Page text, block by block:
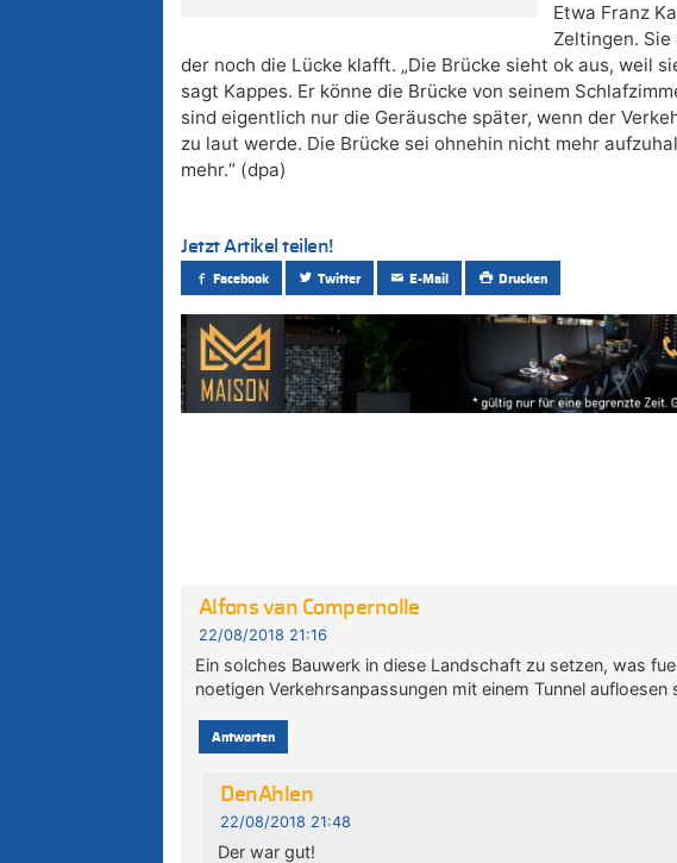
Etwa Franz
Zeltingen.
der noch die Lücke klafft. „Die Brücke sieht ok aus, weil
sagt Kappes. Er könne die Brücke von seinem
sind eigentlich nur die Geräusche später, wenn der
zu laut werde. Die Brücke sei ohnehin nicht mehr
mehr.“ (dpa)
Jetzt Artikel teilen!
Facebook Twitter E-Mail Drucken
Alfons van Compernolle
22/08/2018 21:16
Ein solches Bauwerk in diese Landschaft zu setzen, was
noetigen Verkehrsanpassungen mit einem Tunnel aufloesen
Antworten
DenAhlen
22/08/2018 21:48
Der war gut!